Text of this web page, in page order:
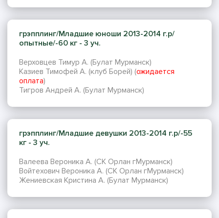
грэпплинг/Младшие юноши 2013-2014 г.р/
опытные/-60 кг - 3 уч.
Верховцев Тимур А. (Булат Мурманск)
Казиев Тимофей А. (клуб Борей) (ожидается
оплата)
Тигров Андрей А. (Булат Мурманск)
грэпплинг/Младшие девушки 2013-2014 г.р/-55
кг - 3 уч.
Валеева Вероника А. (СК Орлан гМурманск)
Войтехович Вероника А. (СК Орлан гМурманск)
Жениевская Кристина А. (Булат Мурманск)